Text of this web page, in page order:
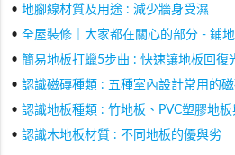
• 地腳線材質及用途 : 減少牆身受濕
• 全屋裝修｜大家都在關心的部分 - 鋪
• 簡易地板打蠟5步曲 : 快速讓地板回復
• 認識磁磚種類 : 五種室內設計常用的
• 認識地板種類 : 竹地板、PVC塑膠地
• 認識木地板材質 : 不同地板的優與劣